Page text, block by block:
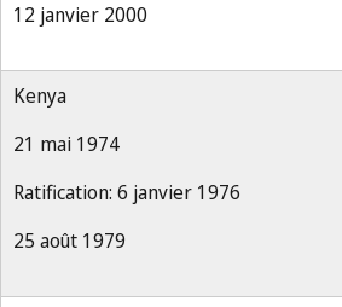
12 janvier 2000
Kenya
21 mai 1974
Ratification: 6 janvier 1976
25 août 1979